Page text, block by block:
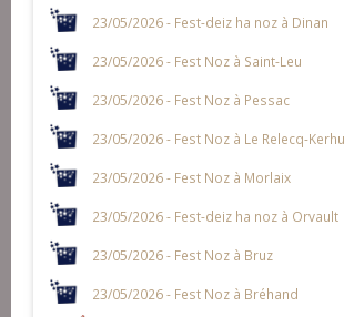
23/05/2026 - Fest-deiz ha noz à Dinan
23/05/2026 - Fest Noz à Saint-Leu
23/05/2026 - Fest Noz à Pessac
23/05/2026 - Fest Noz à Le Relecq-
23/05/2026 - Fest Noz à Morlaix
23/05/2026 - Fest-deiz ha noz à Orvault
23/05/2026 - Fest Noz à Bruz
23/05/2026 - Fest Noz à Bréhand